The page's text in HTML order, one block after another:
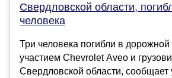
Свердловской области,
человека
Три человека погибли в
участием Chevrolet Aveo и
Свердловской области, сообщает